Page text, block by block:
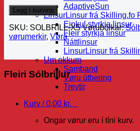
AdaptiveSun
LinsurLinsur frá Skilling.fo
Einkul styrkja linsur
Fleir styrkja linsur
Náttlinsur
LinsurLinsur frá
Um okkum
Samband
Vøru útbering
Treytir
Kurv /0,00 kr.
Ongar vørur eru í tíni kurv.
Legg í kurvina
SKU: SOLBRILL-X5 Vørubólkar:
vørumerkir, Vøra
Fleiri Sólbrillur